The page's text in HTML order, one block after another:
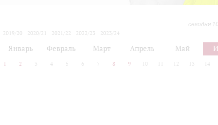
сегодня
2019/20
2020/21 2021/22 2022/23
2023/24
Январь Февраль Март Апрель Май
1 2 3 4 5 6 7 8 9 10 12 13 14